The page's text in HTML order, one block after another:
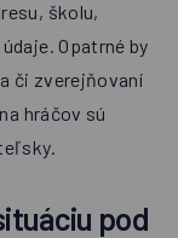
školu,
Opatrné by
či zverejňovaní
hráčov sú
pod